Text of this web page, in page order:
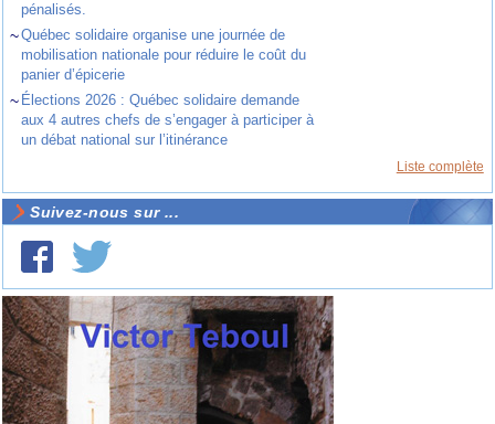
pénalisés.
~Québec solidaire organise une journée de
mobilisation nationale pour réduire le coût du
panier d’épicerie
~ Élections 2026 : Québec solidaire demande
aux 4 autres chefs de s’engager à participer à
un débat national sur l’itinérance
Liste complète
Suivez-nous sur ...